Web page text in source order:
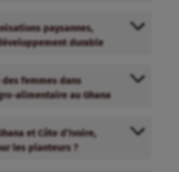
paysannes,
durable
des femmes dans
alimentaire au Ghana
et Côte d’Ivoire,
les planteurs ?